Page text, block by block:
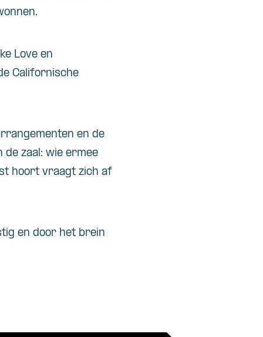
Love en
Californische
en de
de zaal: wie ermee
hoort vraagt zich af
en door het brein